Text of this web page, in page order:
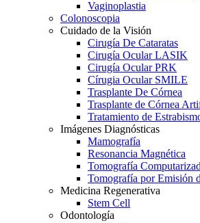
Vaginoplastia
Colonoscopia
Cuidado de la Visión
Cirugía De Cataratas
Cirugía Ocular LASIK
Cirugía Ocular PRK
Círugia Ocular SMILE
Trasplante De Córnea
Trasplante de Córnea
Tratamiento de
Imágenes Diagnósticas
Mamografía
Resonancia Magnética
Tomografía
Tomografía por Emisión
Medicina Regenerativa
Stem Cell
Odontología